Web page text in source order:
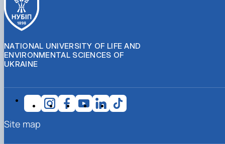
NATIONAL UNIVERSITY OF LIFE AND
ENVIRONMENTAL SCIENCES OF
UKRAINE
Site map